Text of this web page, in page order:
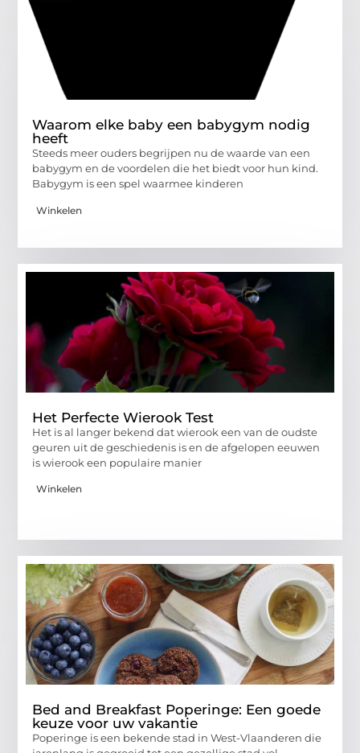
Waarom elke baby een babygym nodig
heeft
Steeds meer ouders begrijpen nu de waarde van een
babygym en de voordelen die het biedt voor hun kind.
Babygym is een spel waarmee kinderen
Winkelen
Het Perfecte Wierook Test
Het is al langer bekend dat wierook een van de oudste
geuren uit de geschiedenis is en de afgelopen eeuwen
is wierook een populaire manier
Winkelen
Bed and Breakfast Poperinge: Een goede
keuze voor uw vakantie
Poperinge is een bekende stad in West-Vlaanderen die